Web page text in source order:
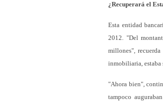
¿Recuperará el
Esta entidad
2012. "Del
millones",
inmobiliaria, estaba
"Ahora bien",
tampoco